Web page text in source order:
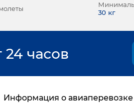
30 кг
24 часов
Информация о авиаперевозке